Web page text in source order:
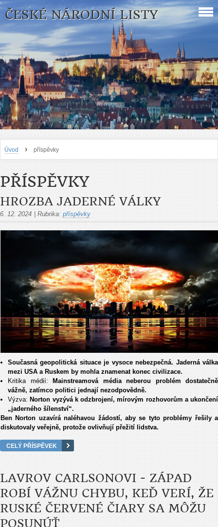
ČESKÉ NÁRODNÍ LISTY
Úvod › příspěvky
PŘÍSPĚVKY
HROZBA JADERNÉ VÁLKY
6. 12. 2024 Rubrika: příspěvky
Současná geopolitická situace je vysoce nebezpečná. Jaderná válka
mezi USA a Ruskem by mohla znamenat konec civilizace.
Kritika médií: Mainstreamová média neberou problém dostatečně
vážně, zatímco politici jednají nezodpovědně.
Výzva: Norton vyzývá k odzbrojení, mírovým rozhovorům a ukončení
„jaderného šílenství“.
Ben Norton uzavírá naléhavou žádostí, aby se tyto problémy řešily a
diskutovaly veřejně, protože ovlivňují přežití lidstva.
CELÝ PŘÍSPĚVEK
LAVROV CARLSONOVI - ZÁPAD
ROBÍ VÁŽNU CHYBU, KEĎ VERÍ, ŽE
RUSKÉ ČERVENÉ ČIARY SA MÔŽU
POSUNÚŤ